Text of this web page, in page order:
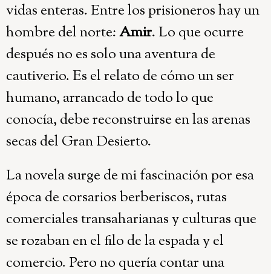
vidas enteras. Entre los prisioneros hay un
hombre del norte:Amir. Lo que ocurre
después no es solo una aventura de
cautiverio. Es el relato de cómo un ser
humano, arrancado de todo lo que
conocía, debe reconstruirse en las arenas
secas del Gran Desierto.
La novela surge de mi fascinación por esa
época de corsarios berberiscos, rutas
comerciales transaharianas y culturas que
se rozaban en el filo de la espada y el
comercio. Pero no quería contar una